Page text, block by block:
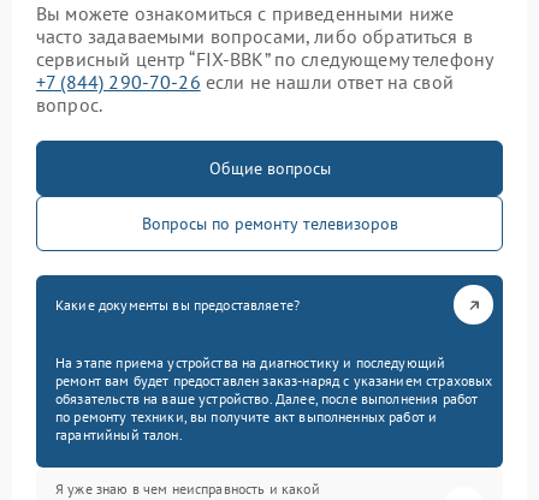
Вы можете ознакомиться с приведенными ниже
часто задаваемыми вопросами, либо обратиться в
сервисный центр “FIX-BBK” по следующему телефону
+7 (844) 290-70-26 если не нашли ответ на свой
вопрос.
Общие вопросы
Вопросы по ремонту телевизоров
Какие документы вы предоставляете?
На этапе приема устройства на диагностику и последующий
ремонт вам будет предоставлен заказ-наряд с указанием страховых
обязательств на ваше устройство. Далее, после выполнения работ
по ремонту техники, вы получите акт выполненных работ и
гарантийный талон.
Я уже знаю в чем неисправность и какой